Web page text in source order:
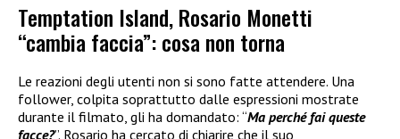
Temptation Island, Rosario Monetti
“cambia faccia”: cosa non torna
Le reazioni degli utenti non si sono fatte attendere. Una
follower, colpita soprattutto dalle espressioni mostrate
durante il filmato, gli ha domandato: “Ma perché fai queste
facce?”. Rosario ha cercato di chiarire che il suo